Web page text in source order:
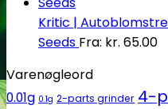
Kritic |
Seeds Fra: kr. 65.00
Varenøgleord
0.01g 0.1g 2-parts grinder 4-